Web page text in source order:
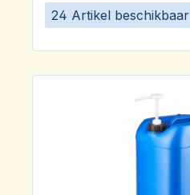
24 Artikel beschikbaar